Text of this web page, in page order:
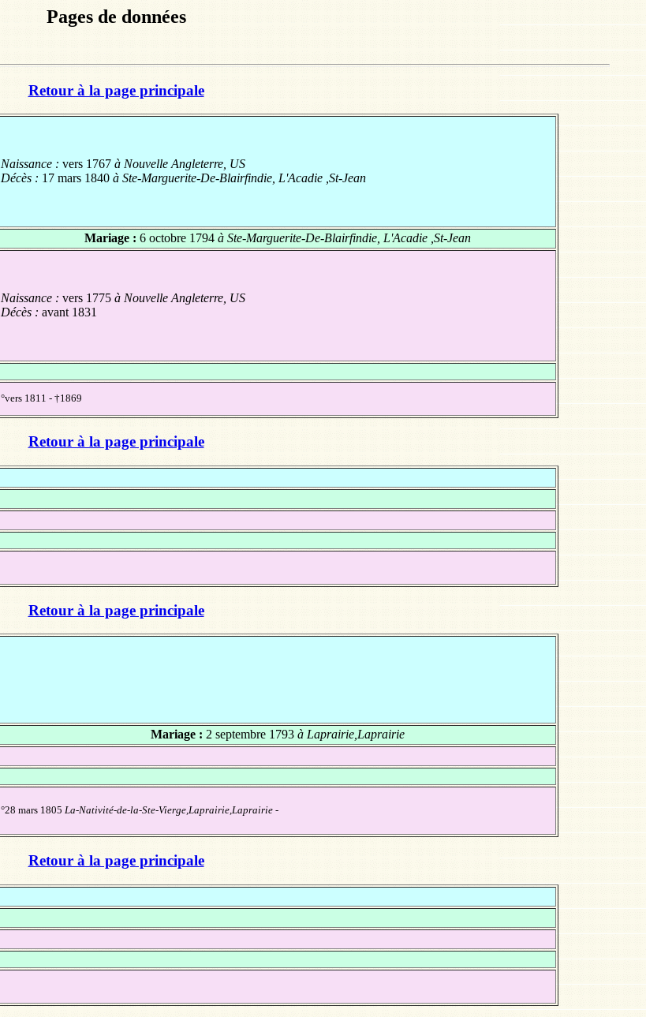
Pages de données
Retour à la page principale
Naissance : vers 1767 à Nouvelle Angleterre, US
Décès : 17 mars 1840 à Ste-Marguerite-De-Blairfindie, L'Acadie ,St-Jean
Mariage : 6 octobre 1794 à Ste-Marguerite-De-Blairfindie, L'Acadie ,St-Jean
Naissance : vers 1775 à Nouvelle Angleterre, US
Décès : avant 1831
°vers 1811 - †1869
Retour à la page principale
Retour à la page principale
Mariage : 2 septembre 1793 à Laprairie,Laprairie
°28 mars 1805 La-Nativité-de-la-Ste-Vierge,Laprairie,Laprairie -
Retour à la page principale